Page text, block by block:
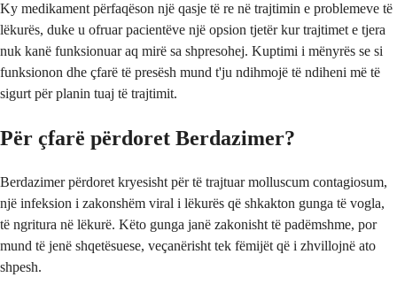
Ky medikament përfaqëson një qasje të re në trajtimin e problemeve të
lëkurës, duke u ofruar pacientëve një opsion tjetër kur trajtimet e tjera
nuk kanë funksionuar aq mirë sa shpresohej. Kuptimi i mënyrës se si
funksionon dhe çfarë të presësh mund t'ju ndihmojë të ndiheni më të
sigurt për planin tuaj të trajtimit.
Për çfarë përdoret Berdazimer?
Berdazimer përdoret kryesisht për të trajtuar molluscum contagiosum,
një infeksion i zakonshëm viral i lëkurës që shkakton gunga të vogla,
të ngritura në lëkurë. Këto gunga janë zakonisht të padëmshme, por
mund të jenë shqetësuese, veçanërisht tek fëmijët që i zhvillojnë ato
shpesh.